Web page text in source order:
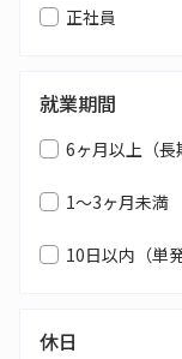
正社員
就業期間
6ヶ月以上（長
1～3ヶ月未満
10日以内（単発
休日